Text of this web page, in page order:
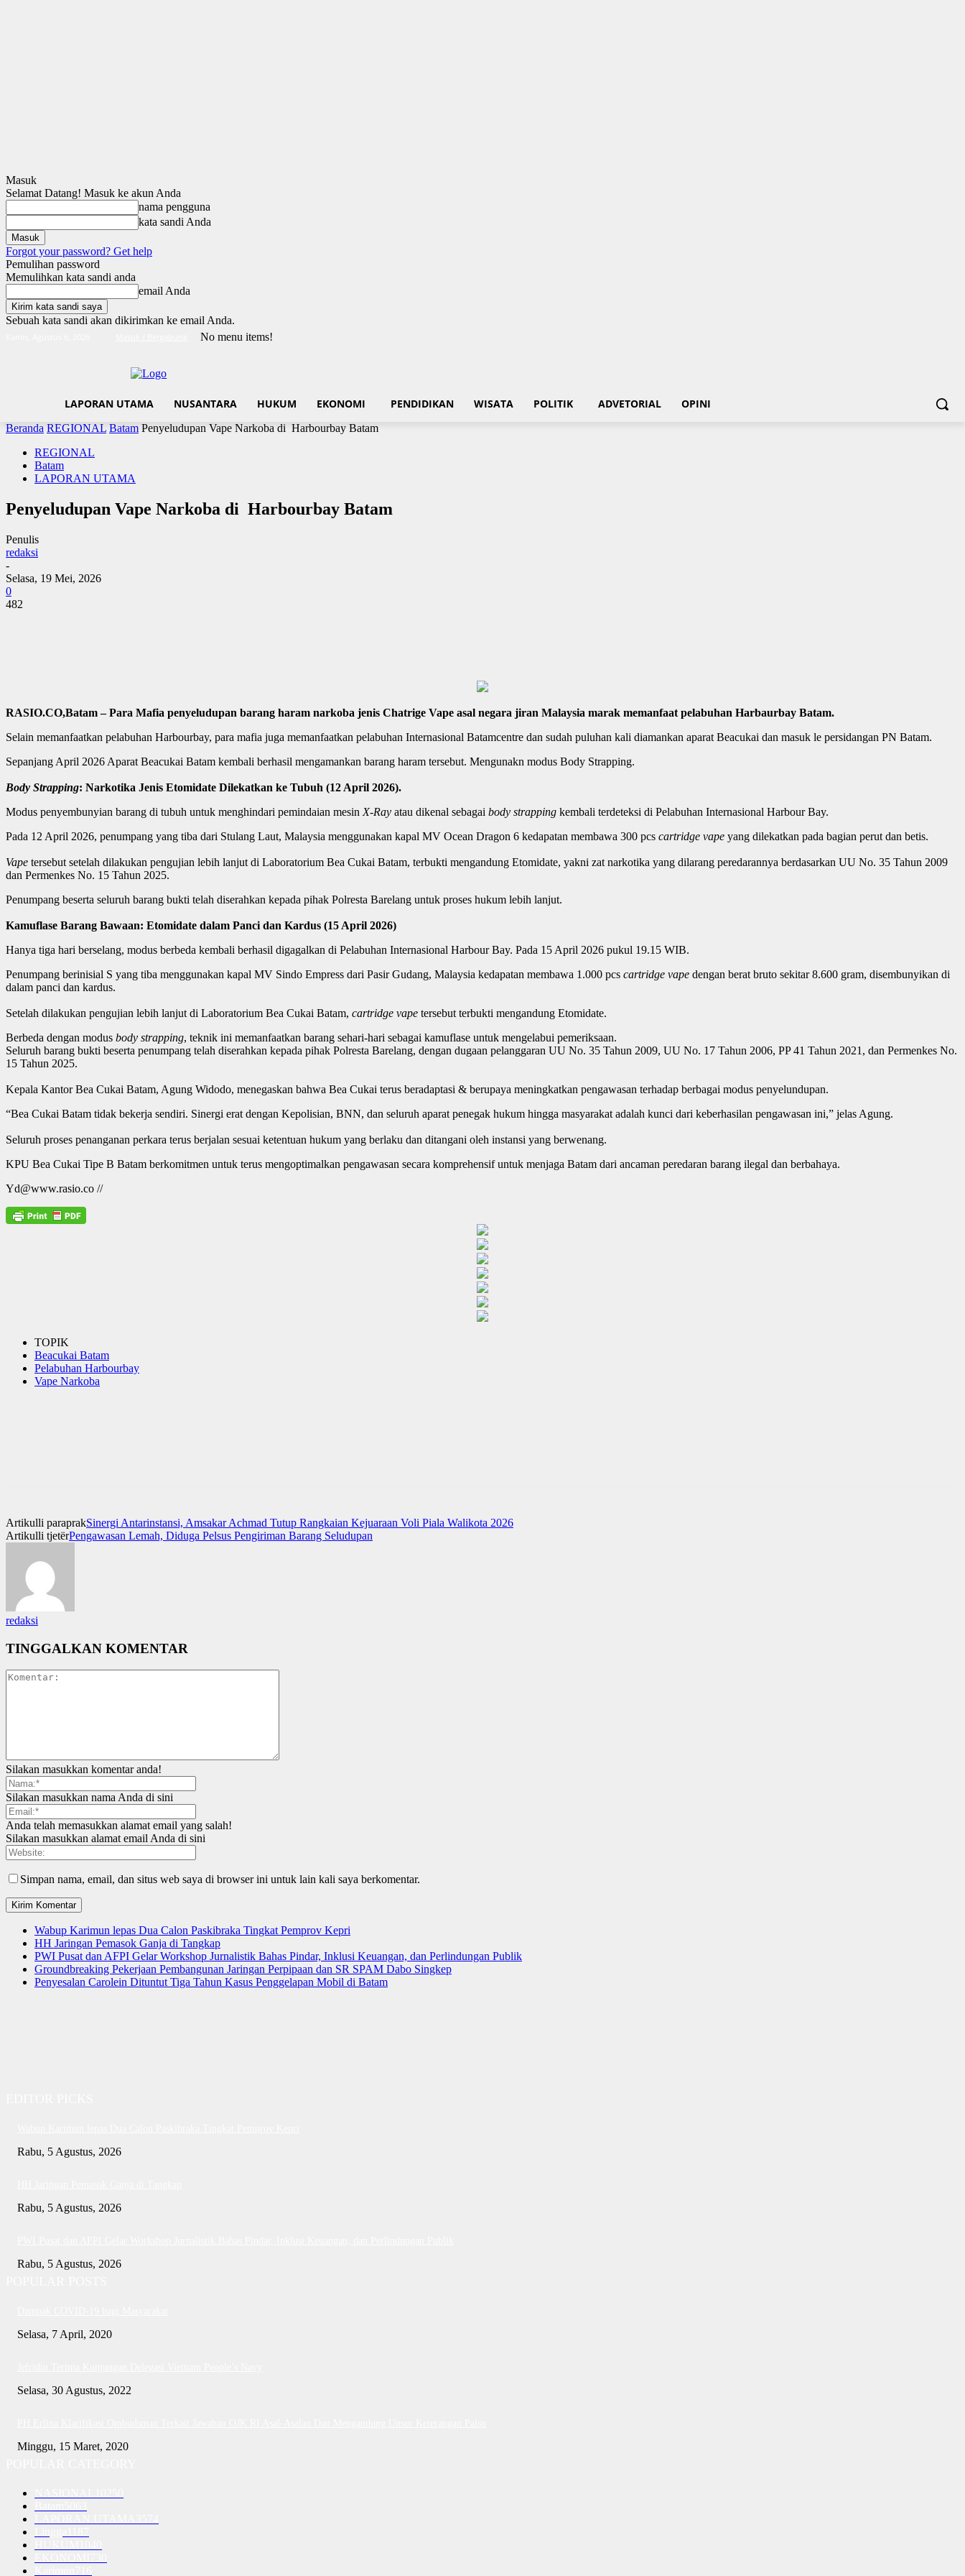
Masuk
Selamat Datang! Masuk ke akun Anda
nama pengguna
kata sandi Anda
Forgot your password? Get help
Pemulihan password
Memulihkan kata sandi anda
email Anda
Sebuah kata sandi akan dikirimkan ke email Anda.
No menu items!
LAPORAN UTAMA NUSANTARA HUKUM EKONOMI PENDIDIKAN WISATA POLITIK ADVETORIAL OPINI
Beranda REGIONAL Batam Penyeludupan Vape Narkoba di Harbourbay Batam
REGIONAL
Batam
LAPORAN UTAMA
Penyeludupan Vape Narkoba di Harbourbay Batam
Penulis
redaksi
-
Selasa, 19 Mei, 2026
0
482
RASIO.CO,Batam – Para Mafia penyeludupan barang haram narkoba jenis Chatrige Vape asal negara jiran Malaysia marak memanfaat pelabuhan Harbaurbay Batam.
Selain memanfaatkan pelabuhan Harbourbay, para mafia juga memanfaatkan pelabuhan Internasional Batamcentre dan sudah puluhan kali diamankan aparat Beacukai dan masuk le persidangan PN Batam.
Sepanjang April 2026 Aparat Beacukai Batam kembali berhasil mengamankan barang haram tersebut. Mengunakn modus Body Strapping.
Body Strapping: Narkotika Jenis Etomidate Dilekatkan ke Tubuh (12 April 2026).
Modus penyembunyian barang di tubuh untuk menghindari pemindaian mesin X-Ray atau dikenal sebagai body strapping kembali terdeteksi di Pelabuhan Internasional Harbour Bay.
Pada 12 April 2026, penumpang yang tiba dari Stulang Laut, Malaysia menggunakan kapal MV Ocean Dragon 6 kedapatan membawa 300 pcs cartridge vape yang dilekatkan pada bagian perut dan betis.
Vape tersebut setelah dilakukan pengujian lebih lanjut di Laboratorium Bea Cukai Batam, terbukti mengandung Etomidate, yakni zat narkotika yang dilarang peredarannya berdasarkan UU No. 35 Tahun 2009
dan Permenkes No. 15 Tahun 2025.
Penumpang beserta seluruh barang bukti telah diserahkan kepada pihak Polresta Barelang untuk proses hukum lebih lanjut.
Kamuflase Barang Bawaan: Etomidate dalam Panci dan Kardus (15 April 2026)
Hanya tiga hari berselang, modus berbeda kembali berhasil digagalkan di Pelabuhan Internasional Harbour Bay. Pada 15 April 2026 pukul 19.15 WIB.
Penumpang berinisial S yang tiba menggunakan kapal MV Sindo Empress dari Pasir Gudang, Malaysia kedapatan membawa 1.000 pcs cartridge vape dengan berat bruto sekitar 8.600 gram, disembunyikan di
dalam panci dan kardus.
Setelah dilakukan pengujian lebih lanjut di Laboratorium Bea Cukai Batam, cartridge vape tersebut terbukti mengandung Etomidate.
Berbeda dengan modus body strapping, teknik ini memanfaatkan barang sehari-hari sebagai kamuflase untuk mengelabui pemeriksaan.
Seluruh barang bukti beserta penumpang telah diserahkan kepada pihak Polresta Barelang, dengan dugaan pelanggaran UU No. 35 Tahun 2009, UU No. 17 Tahun 2006, PP 41 Tahun 2021, dan Permenkes No.
15 Tahun 2025.
Kepala Kantor Bea Cukai Batam, Agung Widodo, menegaskan bahwa Bea Cukai terus beradaptasi & berupaya meningkatkan pengawasan terhadap berbagai modus penyelundupan.
“Bea Cukai Batam tidak bekerja sendiri. Sinergi erat dengan Kepolisian, BNN, dan seluruh aparat penegak hukum hingga masyarakat adalah kunci dari keberhasilan pengawasan ini,” jelas Agung.
Seluruh proses penanganan perkara terus berjalan sesuai ketentuan hukum yang berlaku dan ditangani oleh instansi yang berwenang.
KPU Bea Cukai Tipe B Batam berkomitmen untuk terus mengoptimalkan pengawasan secara komprehensif untuk menjaga Batam dari ancaman peredaran barang ilegal dan berbahaya.
Yd@www.rasio.co //
TOPIK
Beacukai Batam
Pelabuhan Harbourbay
Vape Narkoba
Artikulli paraprakSinergi Antarinstansi, Amsakar Achmad Tutup Rangkaian Kejuaraan Voli Piala Walikota 2026
Artikulli tjetërPengawasan Lemah, Diduga Pelsus Pengiriman Barang Seludupan
redaksi
TINGGALKAN KOMENTAR
Silakan masukkan komentar anda!
Silakan masukkan nama Anda di sini
Anda telah memasukkan alamat email yang salah!
Silakan masukkan alamat email Anda di sini
Simpan nama, email, dan situs web saya di browser ini untuk lain kali saya berkomentar.
Wabup Karimun lepas Dua Calon Paskibraka Tingkat Pemprov Kepri
HH Jaringan Pemasok Ganja di Tangkap
PWI Pusat dan AFPI Gelar Workshop Jurnalistik Bahas Pindar, Inklusi Keuangan, dan Perlindungan Publik
Groundbreaking Pekerjaan Pembangunan Jaringan Perpipaan dan SR SPAM Dabo Singkep
Penyesalan Carolein Dituntut Tiga Tahun Kasus Penggelapan Mobil di Batam
Rabu, 5 Agustus, 2026
Rabu, 5 Agustus, 2026
Rabu, 5 Agustus, 2026
Selasa, 7 April, 2020
Selasa, 30 Agustus, 2022
Minggu, 15 Maret, 2020